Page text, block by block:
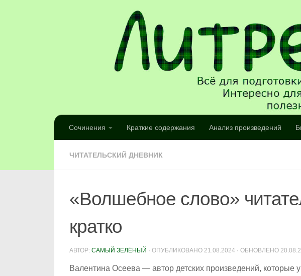
Сочинения Краткие содержания Анализ произведений
ЧИТАТЕЛЬСКИЙ ДНЕВНИК
«Волшебное слово»
кратко
АВТОР: САМЫЙ ЗЕЛЁНЫЙ · ОПУБЛИКОВАНО 21.08.2024 · ОБНОВЛЕНО
Валентина Осеева — автор детских произведений, которые